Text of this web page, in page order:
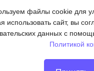
кабелей связи
инженерной
связи, энергетики,
связи и энергетики
файлы cookie для
использовать сайт, вы
данных с
Политикой